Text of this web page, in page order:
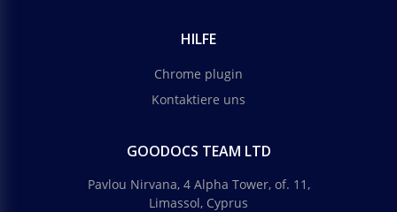
HILFE
Chrome plugin
Kontaktiere uns
GOODOCS TEAM LTD
Pavlou Nirvana, 4 Alpha Tower, of. 11,
Limassol, Cyprus